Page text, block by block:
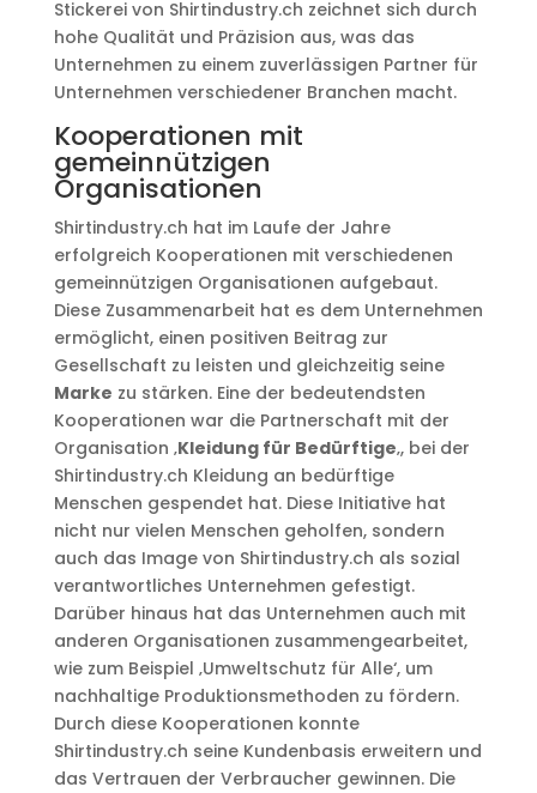
Stickerei von Shirtindustry.ch zeichnet sich durch
hohe Qualität und Präzision aus, was das
Unternehmen zu einem zuverlässigen Partner für
Unternehmen verschiedener Branchen macht.
Kooperationen mit
gemeinnützigen
Organisationen
Shirtindustry.ch hat im Laufe der Jahre
erfolgreich Kooperationen mit verschiedenen
gemeinnützigen Organisationen aufgebaut.
Diese Zusammenarbeit hat es dem Unternehmen
ermöglicht, einen positiven Beitrag zur
Gesellschaft zu leisten und gleichzeitig seine
Marke zu stärken. Eine der bedeutendsten
Kooperationen war die Partnerschaft mit der
Organisation ‚Kleidung für Bedürftige‚, bei der
Shirtindustry.ch Kleidung an bedürftige
Menschen gespendet hat. Diese Initiative hat
nicht nur vielen Menschen geholfen, sondern
auch das Image von Shirtindustry.ch als sozial
verantwortliches Unternehmen gefestigt.
Darüber hinaus hat das Unternehmen auch mit
anderen Organisationen zusammengearbeitet,
wie zum Beispiel ‚Umweltschutz für Alle‘, um
nachhaltige Produktionsmethoden zu fördern.
Durch diese Kooperationen konnte
Shirtindustry.ch seine Kundenbasis erweitern und
das Vertrauen der Verbraucher gewinnen. Die